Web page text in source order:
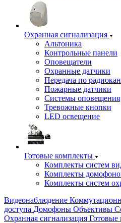
Охранная сигнализация
Альтоника
Контрольные панели
Оповещатели
Охранные датчики
Передача по
Пожарные датчики
Системы оповещения
Тревожные кнопки
LED освещение
Готовые комплекты
Комплекты систем
Комплекты
Комплекты систем
Видеонаблюдение
доступа Домофоны Объективы
Охранная сигнализация Готовые